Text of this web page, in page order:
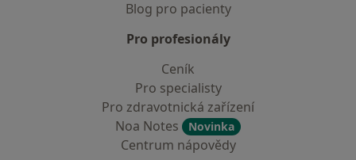
Blog pro pacienty
Pro profesionály
Ceník
Pro specialisty
Pro zdravotnická zařízení
Noa Notes
Novinka
Centrum nápovědy